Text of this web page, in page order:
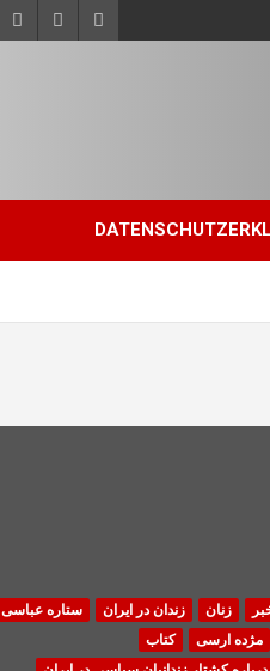
زنان زندان در ایران
ستاره عباسی
مژده ارسی
کتاب